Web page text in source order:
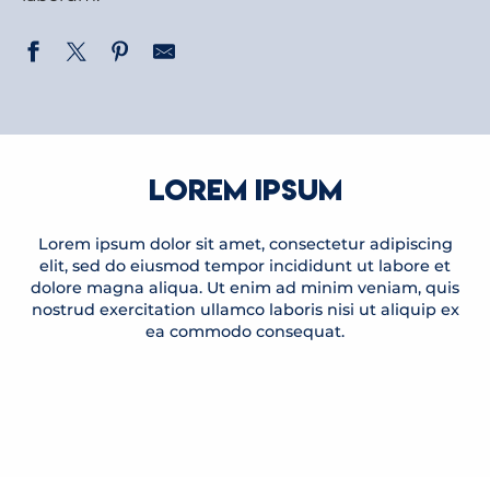
LOREM IPSUM
Lorem ipsum dolor sit amet, consectetur adipiscing
elit, sed do eiusmod tempor incididunt ut labore et
dolore magna aliqua. Ut enim ad minim veniam, quis
nostrud exercitation ullamco laboris nisi ut aliquip ex
ea commodo consequat.